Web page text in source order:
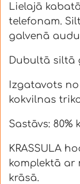
Lielajā
telefonam.
galvenā
Dubultā siltā
Izgatavots
kokvilnas
Sastāvs: 80%
KRASSULA
komplektā ar
krāsā.